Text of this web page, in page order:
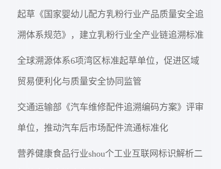
起草《国家婴幼儿配方乳粉行业产品质量安全追
溯体系规范》，建立乳粉行业全产业链追溯标准
全球溯源体系6项湾区标准起草单位，促进区域
贸易便利化与质量安全协同监管
交通运输部《汽车维修配件追溯编码方案》评审
单位，推动汽车后市场配件流通标准化
营养健康食品行业shou个工业互联网标识解析二